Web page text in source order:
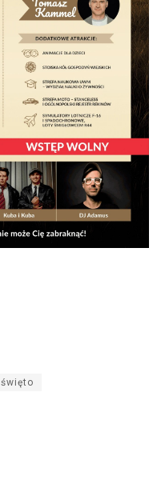
święto